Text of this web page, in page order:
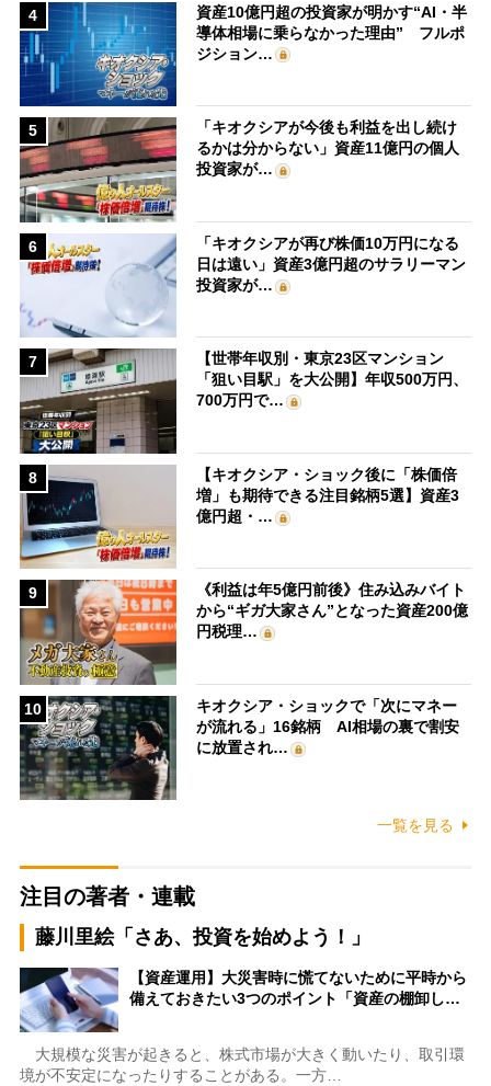
4
資産10億円超の投資家が明かす“AI・半
導体相場に乗らなかった理由” フルポ
ジション…
5
「キオクシアが今後も利益を出し続け
るかは分からない」資産11億円の個人
投資家が…
6
「キオクシアが再び株価10万円になる
日は遠い」資産3億円超のサラリーマン
投資家が…
7
【世帯年収別・東京23区マンション
「狙い目駅」を大公開】年収500万円、
700万円で…
8
【キオクシア・ショック後に「株価倍
増」も期待できる注目銘柄5選】資産3
億円超・…
9
《利益は年5億円前後》住み込みバイト
から“ギガ大家さん”となった資産200億
円税理…
10
キオクシア・ショックで「次にマネー
が流れる」16銘柄 AI相場の裏で割安
に放置され…
一覧を見る
注目の著者・連載
藤川里絵「さあ、投資を始めよう！」
【資産運用】大災害時に慌てないために平時から
備えておきたい3つのポイント「資産の棚卸し…
大規模な災害が起きると、株式市場が大きく動いたり、取引環
境が不安定になったりすることがある。一方…